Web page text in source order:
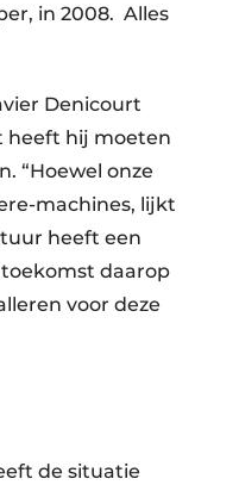
in 2008. Alles
Denicourt
heeft hij moeten
“Hoewel onze
machines, lijkt
heeft een
daarop
voor deze
de situatie